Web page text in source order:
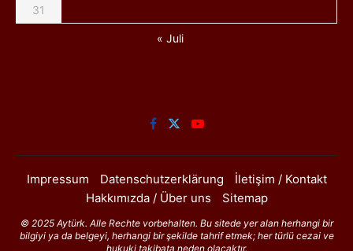
31
« Juli
Impressum Datenschutzerklärung
İletişim / Kontakt
Hakkımızda / Über uns
Sitemap
© 2025 Aytürk. Alle Rechte vorbehalten. Bu sitede yer alan herhangi bir
bilgiyi ya da belgeyi, herhangi bir şekilde tahrif etmek; her türlü cezai ve
hukuki takibata neden olacaktır.